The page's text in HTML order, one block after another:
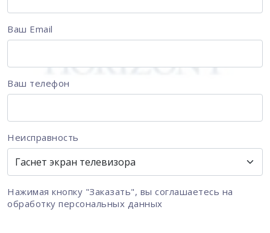
Ваш Email
Ваш телефон
Неисправность
Нажимая кнопку "Заказать", вы соглашаетесь на
обработку персональных данных